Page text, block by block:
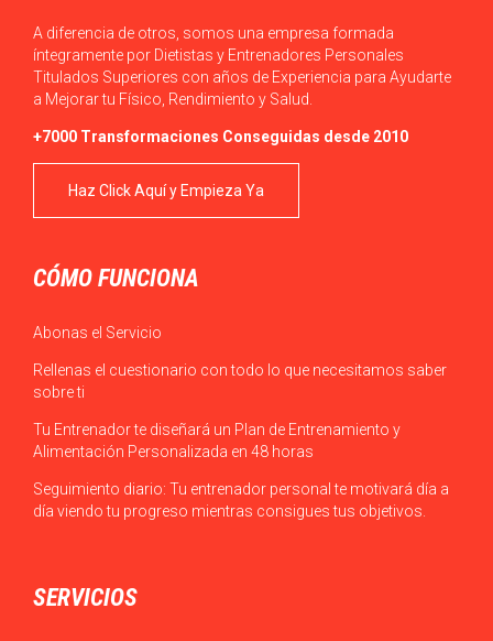
A diferencia de otros, somos una empresa formada
íntegramente por Dietistas y Entrenadores Personales
Titulados Superiores con años de Experiencia para Ayudarte
a Mejorar tu Físico, Rendimiento y Salud.
+7000 Transformaciones Conseguidas desde 2010
Haz Click Aquí y Empieza Ya
CÓMO FUNCIONA
Abonas el Servicio
Rellenas el cuestionario con todo lo que necesitamos saber
sobre ti
Tu Entrenador te diseñará un Plan de Entrenamiento y
Alimentación Personalizada en 48 horas
Seguimiento diario: Tu entrenador personal te motivará día a
día viendo tu progreso mientras consigues tus objetivos.
SERVICIOS